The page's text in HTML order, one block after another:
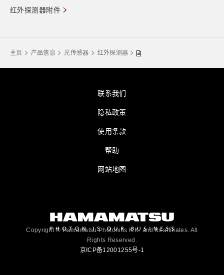
红外探测器附件
主页 产品信息 光传感器 红外探测器
联系我们
隐私政策
使用条款
帮助
网站地图
Copyright © Hamamatsu Photonics K.K. and its affiliates. All
Rights Reserved.
京ICP备12001255号-1